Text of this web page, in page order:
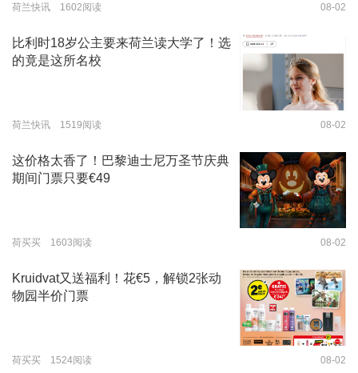
荷兰快讯 1602阅读 08-02
比利时18岁公主要来荷兰读大学了！选
的竟是这所名校
荷兰快讯 1519阅读 08-02
这价格太香了！巴黎迪士尼万圣节庆典
期间门票只要€49
荷买买 1603阅读 08-02
Kruidvat又送福利！花€5，解锁2张动
物园半价门票
荷买买 1524阅读 08-02